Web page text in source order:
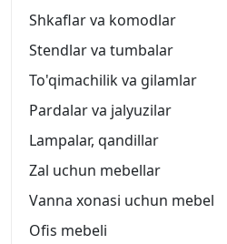
Shkaflar va komodlar
Stendlar va tumbalar
To'qimachilik va gilamlar
Pardalar va jalyuzilar
Lampalar, qandillar
Zal uchun mebellar
Vanna xonasi uchun mebel
Ofis mebeli